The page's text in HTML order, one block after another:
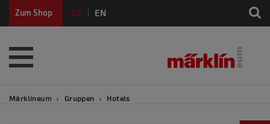
Zum Shop DE EN
Märklineum Gruppen Hotels